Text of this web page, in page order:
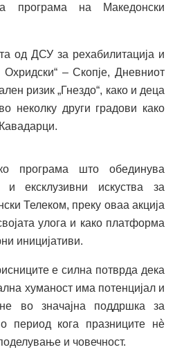
програма на Македонски
од ДСУ за рехабилитација и
– Скопје, Дневниот
ризик „Гнездо“, како и деца
неколку други градови како
програма што обединува
и ексклузивни искуства за
Телеком, преку оваа акција
улога и како платформа
иницијативи.
е силна потврда дека
хуманост има потенцијал и
во значајна поддршка за
период кога празниците нè
и човечност.